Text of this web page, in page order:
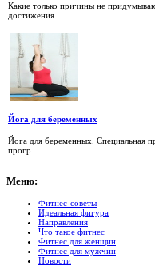
Какие только причины не
достижения...
Йога для беременных
Йога для беременных. Специальная
прогр...
Меню:
Фитнес-советы
Идеальная фигура
Направления
Что такое фитнес
Фитнес для женщин
Фитнес для мужчин
Новости